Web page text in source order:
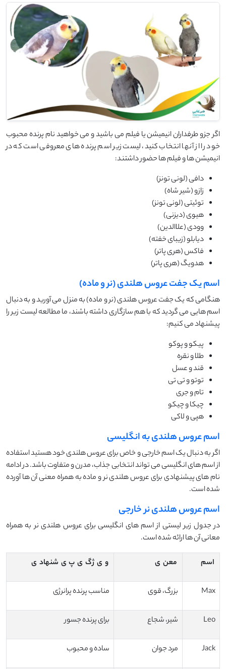
اگر جزو طرفداران انیمیشن یا فیلم می باشید و می خواهید نام پرنده محبوب
خود را از آنها انتخاب کنید، لیست زیر اسم پرنده های معروفی است که در
انیمیشن ها و فیلم ها حضور داشتند:
دافی (لونی تونز)
زازو (شیر شاه)
توئیتی (لونی تونز)
هیوی (دیزنی)
وودی (علاالدین)
دیابلو (زیبای خفته)
فاکس (هری پاتر)
هدویگ (هری پاتر)
اسم یک جفت عروس هلندی (نر و ماده)
هنگامی که یک جفت عروس هلندی (نر و ماده) به منزل می آورید و به دنبال
اسم هایی می گردید که با هم سازگاری داشته باشند، ما مطالعه لیست زیر را
پیشنهاد می کنیم:
پیکو و پوکو
طلا و نقره
قند و عسل
توتو و تی تی
تام و جری
چیکا و چیکو
هپی و لاکی
اسم عروس هلندی به انگلیسی
اگر به دنبال یک اسم خارجی و خاص برای عروس هلندی خود هستید استفاده
از اسم های انگلیسی می تواند انتخابی جذاب، مدرن و متفاوت باشد. در ادامه
نام های پیشنهادی برای عروس هلندی نر و ماده به همراه معنی آن ها آورده
شده است.
اسم عروس هلندی نر خارجی
در جدول زیر لیستی از اسم های انگلیسی برای عروس هلندی نر به همراه
معانی آن ها ارائه شده است.
اسم معن ی و ی ژگ ی پ ی شنهاد ی
Max بزرگ، قوی مناسب پرنده پرانرژی
Leo شیر، شجاع برای پرنده جسور
Jack مرد جوان ساده و محبوب